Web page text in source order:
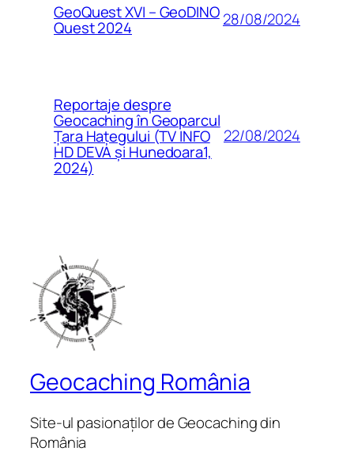
GeoQuest XVI – GeoDINO
Quest 2024 28/08/2024
Reportaje despre
Geocaching în Geoparcul
Țara Hațegului (TV INFO
HD DEVA și Hunedoara1,
2024)
22/08/2024
Geocaching România
Site-ul pasionaților de Geocaching din
România